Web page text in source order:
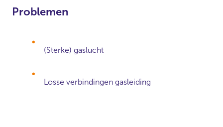
Problemen
(Sterke) gaslucht
Losse verbindingen gasleiding